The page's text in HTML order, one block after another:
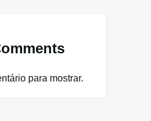
para mostrar.